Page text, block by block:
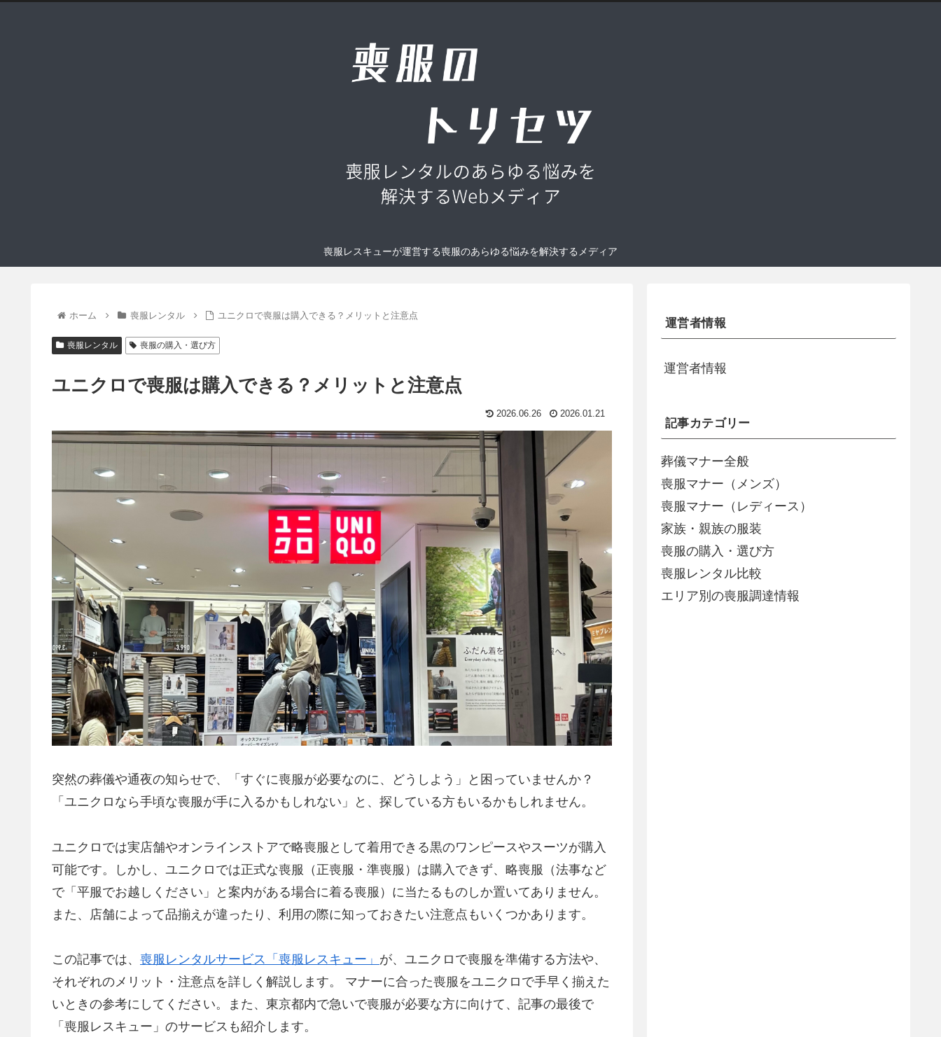
喪服レスキューが運営する喪服のあらゆる悩みを解決するメディア
ホーム 喪服レンタル ユニクロで喪服は購入できる？メリットと注意点
喪服レンタル 喪服の購入・選び方
ユニクロで喪服は購入できる？メリットと注意点
2026.06.26 2026.01.21
突然の葬儀や通夜の知らせで、「すぐに喪服が必要なのに、どうしよう」と困っていませんか？
「ユニクロなら手頃な喪服が手に入るかもしれない」と、探している方もいるかもしれません。
ユニクロでは実店舗やオンラインストアで略喪服として着用できる黒のワンピースやスーツが購入
可能です。しかし、ユニクロでは正式な喪服（正喪服・準喪服）は購入できず、略喪服（法事など
で「平服でお越しください」と案内がある場合に着る喪服）に当たるものしか置いてありません。
また、店舗によって品揃えが違ったり、利用の際に知っておきたい注意点もいくつかあります。
この記事では、 喪服レンタルサービス「喪服レスキュー」 が、ユニクロで喪服を準備する方法や、
それぞれのメリット・注意点を詳しく解説します。 マナーに合った喪服をユニクロで手早く揃えた
いときの参考にしてください。また、東京都内で急いで喪服が必要な方に向けて、記事の最後で
「喪服レスキュー」のサービスも紹介します。
運営者情報
運営者情報
記事カテゴリー
葬儀マナー全般
喪服マナー（メンズ）
喪服マナー（レディース）
家族・親族の服装
喪服の購入・選び方
喪服レンタル比較
エリア別の喪服調達情報